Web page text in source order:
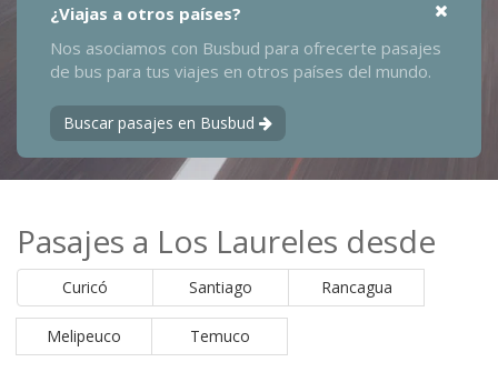
¿Viajas a otros países?
Nos asociamos con Busbud para ofrecerte pasajes
de bus para tus viajes en otros países del mundo.
Buscar pasajes en Busbud
Pasajes a Los Laureles desde
Curicó Santiago Rancagua
Melipeuco Temuco